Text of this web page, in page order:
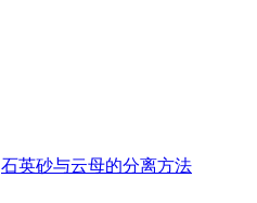
石英砂与云母的分离方法